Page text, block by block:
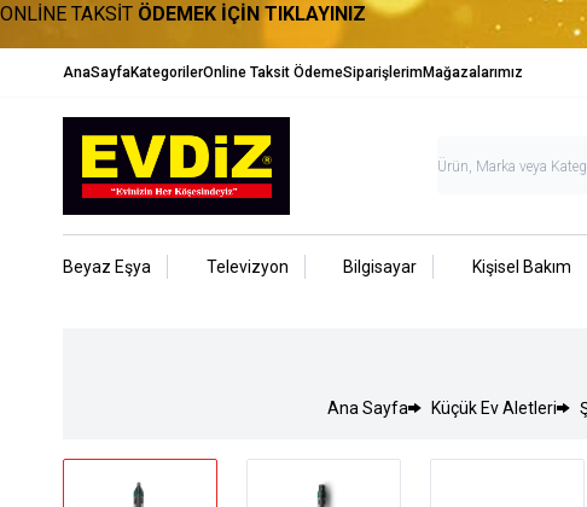
ONLİNE TAKSİT ÖDEMEK İÇİN TIKLAYINIZ
AnaSayfaKategorilerOnline Taksit ÖdemeSiparişlerimMağazalarımız
Beyaz Eşya Televizyon Bilgisayar Kişisel Bakım
Ana Sayfa Küçük Ev Aletleri